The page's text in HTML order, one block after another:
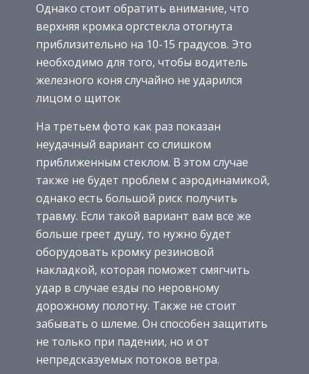
Однако стоит обратить внимание, что
верхняя кромка оргстекла отогнута
приблизительно на 10-15 градусов. Это
необходимо для того, чтобы водитель
железного коня случайно не ударился
лицом о щиток
На третьем фото как раз показан
неудачный вариант со слишком
приближенным стеклом. В этом случае
также не будет проблем с аэродинамикой,
однако есть большой риск получить
травму. Если такой вариант вам все же
больше греет душу, то нужно будет
оборудовать кромку резиновой
накладкой, которая поможет смягчить
удар в случае езды по неровному
дорожному полотну. Также не стоит
забывать о шлеме. Он способен защитить
не только при падении, но и от
непредсказуемых потоков ветра.